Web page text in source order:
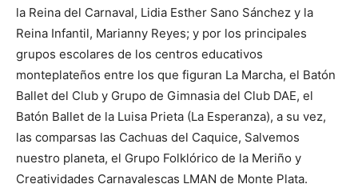
la Reina del Carnaval, Lidia Esther Sano Sánchez y la
Reina Infantil, Marianny Reyes; y por los principales
grupos escolares de los centros educativos
monteplateños entre los que figuran La Marcha, el Batón
Ballet del Club y Grupo de Gimnasia del Club DAE, el
Batón Ballet de la Luisa Prieta (La Esperanza), a su vez,
las comparsas las Cachuas del Caquice, Salvemos
nuestro planeta, el Grupo Folklórico de la Meriño y
Creatividades Carnavalescas LMAN de Monte Plata.